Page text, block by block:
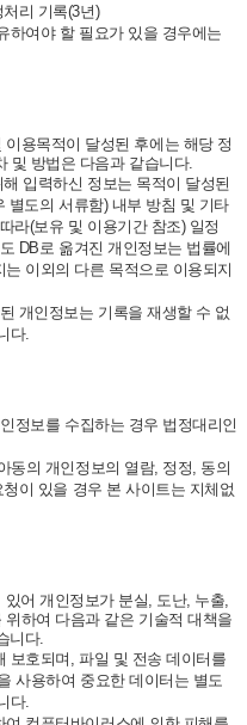
리 기록(3년)
하여야 할 필요가 있을 경우에는
용목적이 달성된 후에는 해당 정
및 방법은 다음과 같습니다.
입력하신 정보는 목적이 달성된
별도의 서류함) 내부 방침 및 기타
라(보유 및 이용기간 참조) 일정
DB로 옮겨진 개인정보는 법률에
이외의 다른 목적으로 이용되지
개인정보는 기록을 재생할 수 없
다.
정보를 수집하는 경우 법정대리인
동의 개인정보의 열람, 정정, 동의
이 있을 경우 본 사이트는 지체없
어 개인정보가 분실, 도난, 누출,
하여 다음과 같은 기술적 대책을
니다.
보호되며, 파일 및 전송 데이터를
사용하여 중요한 데이터는 별도
다.